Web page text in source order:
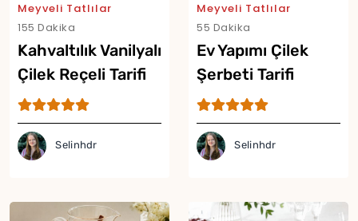
Meyveli Tatlılar
155 Dakika
Kahvaltılık Vanilyalı
Çilek Reçeli Tarifi
Selinhdr
Meyveli Tatlılar
55 Dakika
Ev Yapımı Çilek
Şerbeti Tarifi
Selinhdr